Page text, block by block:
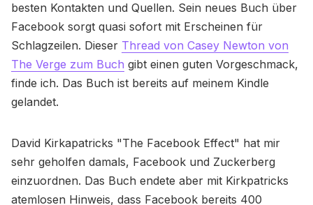
besten Kontakten und Quellen. Sein neues Buch über
Facebook sorgt quasi sofort mit Erscheinen für
Schlagzeilen. Dieser Thread von Casey Newton von
The Verge zum Buch gibt einen guten Vorgeschmack,
finde ich. Das Buch ist bereits auf meinem Kindle
gelandet.
David Kirkapatricks "The Facebook Effect" hat mir
sehr geholfen damals, Facebook und Zuckerberg
einzuordnen. Das Buch endete aber mit Kirkpatricks
atemlosen Hinweis, dass Facebook bereits 400